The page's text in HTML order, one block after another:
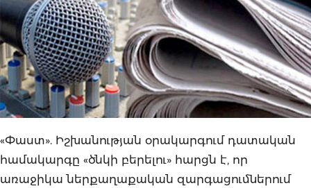
«Փաստ». Իշխանության օրակարգում դատական
համակարգը «ծնկի բերելու» հարցն է, որ
առաջիկա ներքաղաքական զարգացումներում